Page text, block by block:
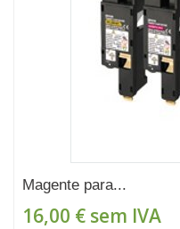
Magente para...
16,00 € sem IVA